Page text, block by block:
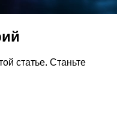
статье. Станьте